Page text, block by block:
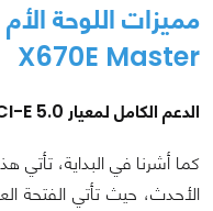
X670E Master
الدعم الكامل لمعيار PCI-E 5.0